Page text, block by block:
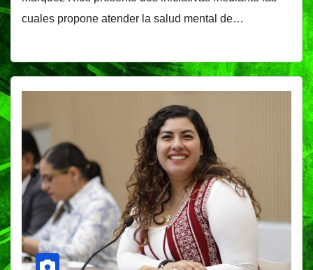
cuales propone atender la salud mental de…